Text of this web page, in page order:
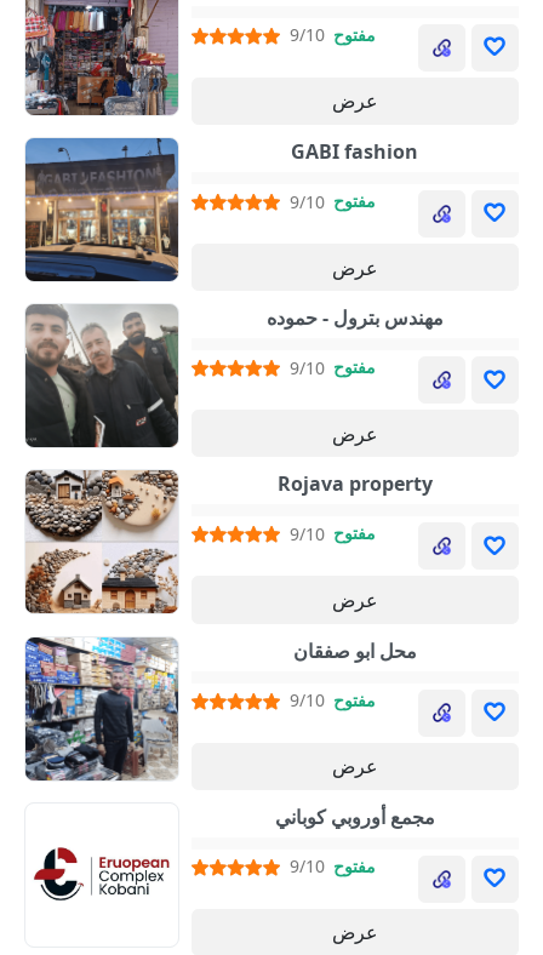
9/10 مفتوح
عرض
GABI fashion
9/10 مفتوح
عرض
مهندس بترول - حموده
9/10 مفتوح
عرض
Rojava property
9/10 مفتوح
عرض
محل ابو صفقان
9/10 مفتوح
عرض
مجمع أوروبي كوباني
9/10 مفتوح
عرض